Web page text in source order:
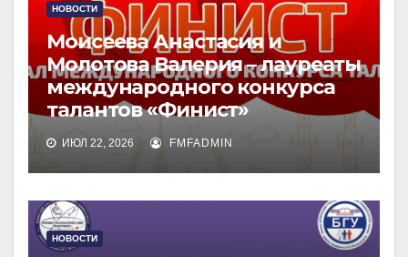
НОВОСТИ
Моисеева Анастасия и
Молотова Валерия – лауреаты
международного конкурса
талантов «Финист»
ИЮЛ 22, 2026 FMFADMIN
НОВОСТИ